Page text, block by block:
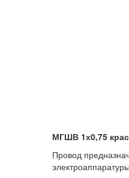
МГШВ 1х0,75
Провод